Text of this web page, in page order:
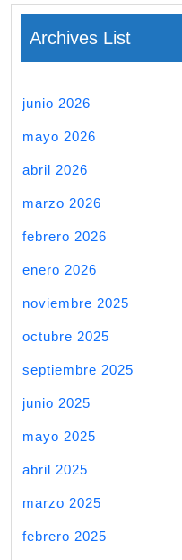
Archives List
junio 2026
mayo 2026
abril 2026
marzo 2026
febrero 2026
enero 2026
noviembre 2025
octubre 2025
septiembre 2025
junio 2025
mayo 2025
abril 2025
marzo 2025
febrero 2025